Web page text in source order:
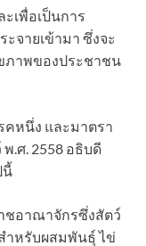
เพื่อเป็นการ
จายเข้ามา ซึ่งจะ
ภาพของประชาชน
คหนึ่ง และมาตรา
.ศ. 2558 อธิบดี
นี้
ชอาณาจักรซึ่งสัตว์
ำหรับผสมพันธุ์ ไข่